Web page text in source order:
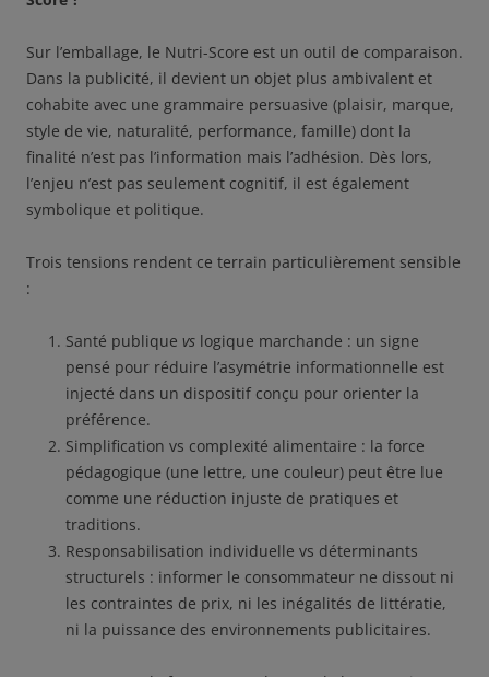
Sur l’emballage, le Nutri-Score est un outil de comparaison.
Dans la publicité, il devient un objet plus ambivalent et
cohabite avec une grammaire persuasive (plaisir, marque,
style de vie, naturalité, performance, famille) dont la
finalité n’est pas l’information mais l’adhésion. Dès lors,
l’enjeu n’est pas seulement cognitif, il est également
symbolique et politique.
Trois tensions rendent ce terrain particulièrement sensible
:
Santé publique vs logique marchande : un signe
pensé pour réduire l’asymétrie informationnelle est
injecté dans un dispositif conçu pour orienter la
préférence.
Simplification vs complexité alimentaire : la force
pédagogique (une lettre, une couleur) peut être lue
comme une réduction injuste de pratiques et
traditions.
Responsabilisation individuelle vs déterminants
structurels : informer le consommateur ne dissout ni
les contraintes de prix, ni les inégalités de littératie,
ni la puissance des environnements publicitaires.